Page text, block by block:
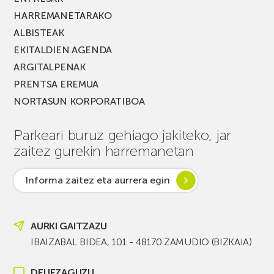
HARREMANETARAKO
ALBISTEAK
EKITALDIEN AGENDA
ARGITALPENAK
PRENTSA EREMUA
NORTASUN KORPORATIBOA
Parkeari buruz gehiago jakiteko, jar
zaitez gurekin harremanetan
Informa zaitez eta aurrera egin
AURKI GAITZAZU
IBAIZABAL BIDEA, 101 - 48170 ZAMUDIO (BIZKAIA)